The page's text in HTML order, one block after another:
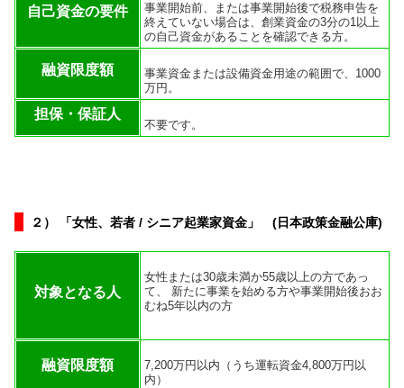
自己資金の要件
事業開始前、または事業開始後で税務申告を
終えていない場合は、創業資金の3分の1以上
の自己資金があることを確認できる方。
融資限度額
事業資金または設備資金用途の範囲で、1000
万円。
担保・保証人
不要です。
２） 「女性、若者 / シニア起業家資金」 (日本政策金融公庫)
対象となる人
女性または30歳未満か55歳以上の方であっ
て、 新たに事業を始める方や事業開始後おお
むね5年以内の方
融資限度額
7,200万円以内（うち運転資金4,800万円以
内）